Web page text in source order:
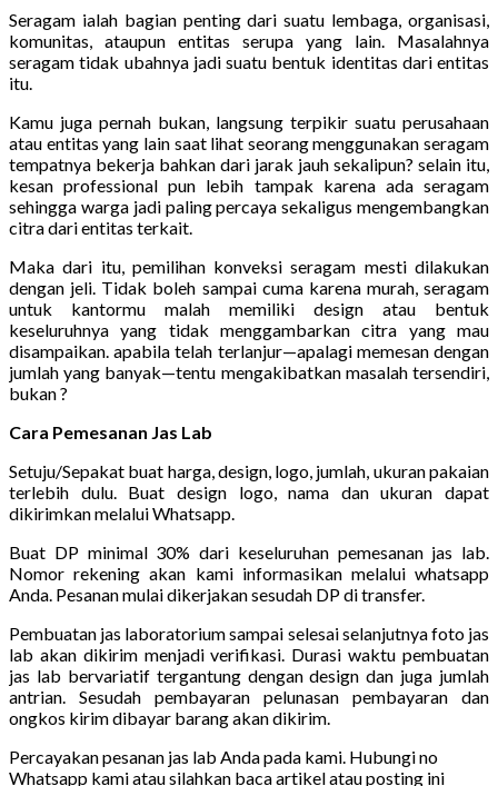
Seragam ialah bagian penting dari suatu lembaga, organisasi,
komunitas, ataupun entitas serupa yang lain. Masalahnya
seragam tidak ubahnya jadi suatu bentuk identitas dari entitas
itu.
Kamu juga pernah bukan, langsung terpikir suatu perusahaan
atau entitas yang lain saat lihat seorang menggunakan seragam
tempatnya bekerja bahkan dari jarak jauh sekalipun? selain itu,
kesan professional pun lebih tampak karena ada seragam
sehingga warga jadi paling percaya sekaligus mengembangkan
citra dari entitas terkait.
Maka dari itu, pemilihan konveksi seragam mesti dilakukan
dengan jeli. Tidak boleh sampai cuma karena murah, seragam
untuk kantormu malah memiliki design atau bentuk
keseluruhnya yang tidak menggambarkan citra yang mau
disampaikan. apabila telah terlanjur—apalagi memesan dengan
jumlah yang banyak—tentu mengakibatkan masalah tersendiri,
bukan ?
Cara Pemesanan Jas Lab
Setuju/Sepakat buat harga, design, logo, jumlah, ukuran pakaian
terlebih dulu. Buat design logo, nama dan ukuran dapat
dikirimkan melalui Whatsapp.
Buat DP minimal 30% dari keseluruhan pemesanan jas lab.
Nomor rekening akan kami informasikan melalui whatsapp
Anda. Pesanan mulai dikerjakan sesudah DP di transfer.
Pembuatan jas laboratorium sampai selesai selanjutnya foto jas
lab akan dikirim menjadi verifikasi. Durasi waktu pembuatan
jas lab bervariatif tergantung dengan design dan juga jumlah
antrian. Sesudah pembayaran pelunasan pembayaran dan
ongkos kirim dibayar barang akan dikirim.
Percayakan pesanan jas lab Anda pada kami. Hubungi no
Whatsapp kami atau silahkan baca artikel atau posting ini